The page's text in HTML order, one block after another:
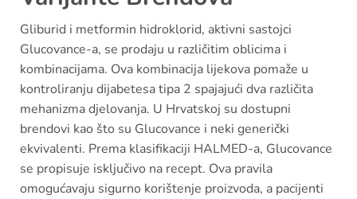
Gliburid i metformin hidroklorid, aktivni sastojci
Glucovance-a, se prodaju u različitim oblicima i
kombinacijama. Ova kombinacija lijekova pomaže u
kontroliranju dijabetesa tipa 2 spajajući dva različita
mehanizma djelovanja. U Hrvatskoj su dostupni
brendovi kao što su Glucovance i neki generički
ekvivalenti. Prema klasifikaciji HALMED-a, Glucovance
se propisuje isključivo na recept. Ova pravila
omogućavaju sigurno korištenje proizvoda, a pacijenti